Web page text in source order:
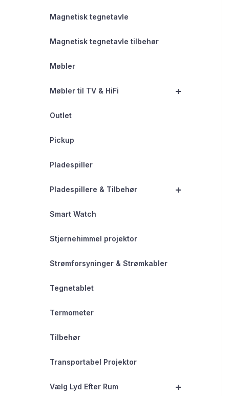
Magnetisk tegnetavle
Magnetisk tegnetavle tilbehør
Møbler
+
Møbler til TV & HiFi
Outlet
Pickup
Pladespiller
+
Pladespillere & Tilbehør
Smart Watch
Stjernehimmel projektor
Strømforsyninger & Strømkabler
Tegnetablet
Termometer
Tilbehør
Transportabel Projektor
+
Vælg Lyd Efter Rum